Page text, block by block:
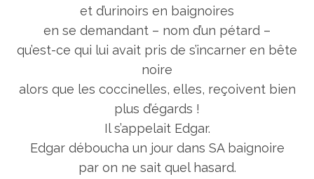
et d’urinoirs en baignoires
en se demandant – nom d’un pétard –
qu’est-ce qui lui avait pris de s’incarner en bête
noire
alors que les coccinelles, elles, reçoivent bien
plus d’égards !
Il s’appelait Edgar.
Edgar déboucha un jour dans SA baignoire
par on ne sait quel hasard.